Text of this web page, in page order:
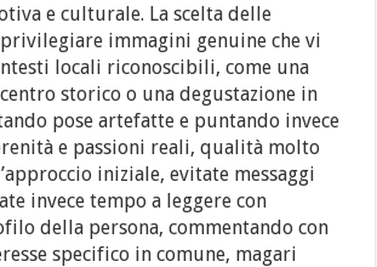
e culturale. La scelta delle
immagini genuine che vi
locali riconoscibili, come una
storico o una degustazione in
pose artefatte e puntando invece
e passioni reali, qualità molto
iniziale, evitate messaggi
invece tempo a leggere con
della persona, commentando con
specifico in comune, magari